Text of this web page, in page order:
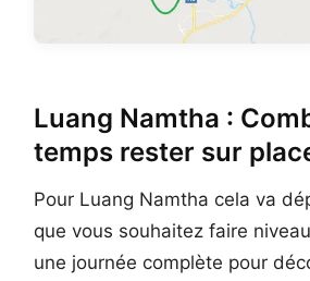
Luang Namtha :
temps rester sur
Pour Luang Namtha cela va
que vous souhaitez faire
une journée complète pour